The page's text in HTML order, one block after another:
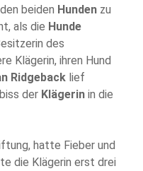
beiden Hunden zu
als die Hunde
des
Klägerin, ihren Hund
Ridgeback lief
der Klägerin in die
hatte Fieber und
die Klägerin erst drei